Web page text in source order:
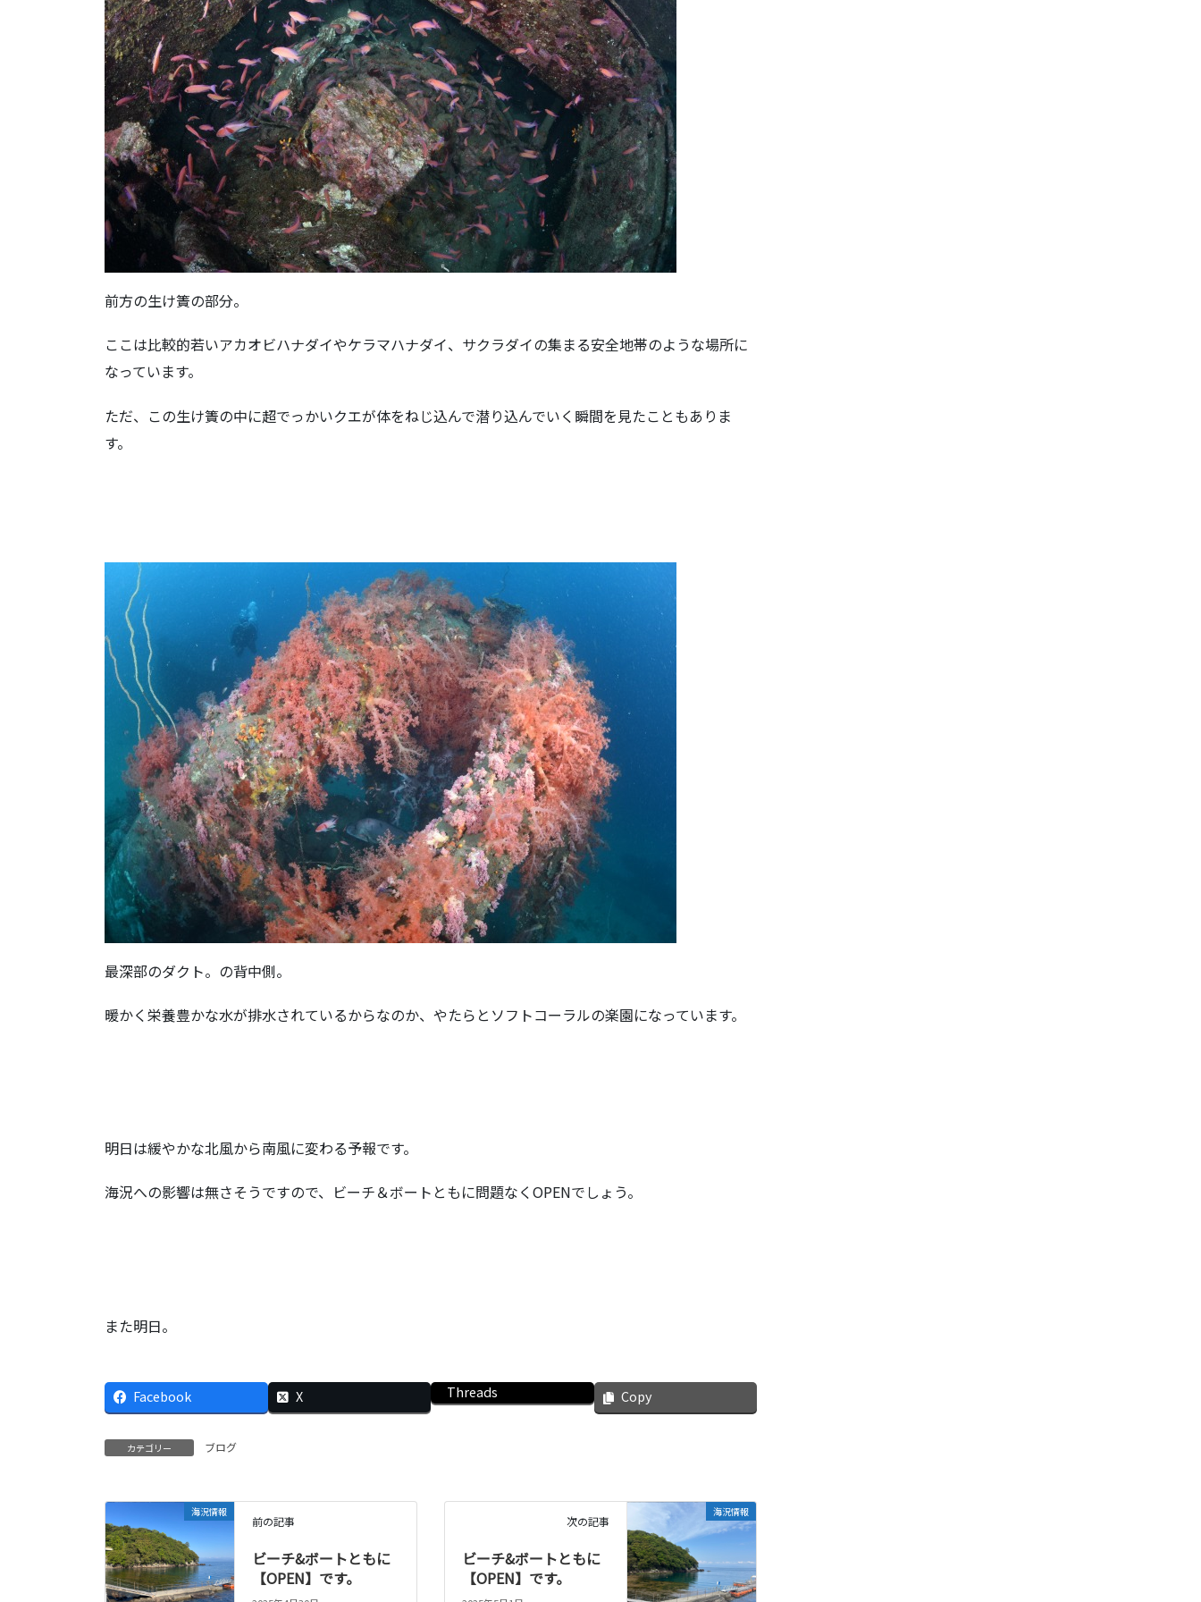
前方の生け簀の部分。
ここは比較的若いアカオビハナダイやケラマハナダイ、サクラダイの集まる安全地帯のような場所に
なっています。
ただ、この生け簀の中に超でっかいクエが体をねじ込んで潜り込んでいく瞬間を見たこともありま
す。
最深部のダクト。の背中側。
暖かく栄養豊かな水が排水されているからなのか、やたらとソフトコーラルの楽園になっています。
明日は緩やかな北風から南風に変わる予報です。
海況への影響は無さそうですので、ビーチ＆ボートともに問題なくOPENでしょう。
また明日。
Facebook X Threads Copy
カテゴリー ブログ
海況情報
前の記事
ビーチ&ボートともに
【OPEN】です。
海況情報
次の記事
ビーチ&ボートともに
【OPEN】です。